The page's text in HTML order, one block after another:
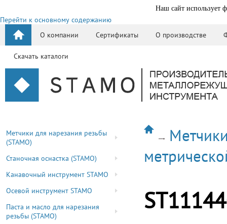
Наш сайт использует
Перейти к основному содержанию
О компании
Сертификаты О производстве
Скачать каталоги
Метчики для нарезания резьбы
(STAMO)
Станочная оснастка (STAMO)
Канавочный инструмент STAMO
Осевой инструмент STAMO
Паста и масло для нарезания
резьбы (STAMO)